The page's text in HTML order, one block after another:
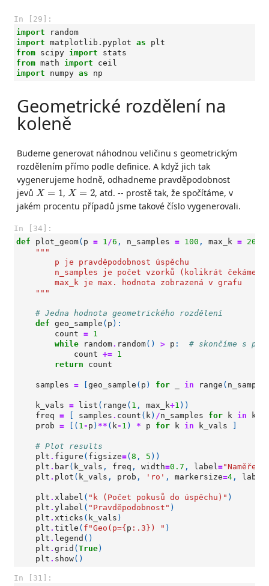
In [29]:
import
random
import matplotlib.pyplot as
plt
from scipy import
stats
from math import
ceil
import
numpy as np
Geometrické rozdělení na
koleně
Budeme generovat náhodnou veličinu s geometrickým
rozdělením přímo podle definice. A když jich tak
vygenerujeme hodně, odhadneme pravděpodobnost
jevů X = 1
X= , X = 2
X=
, atd. -- prostě tak, že spočítáme, v
jakém procentu případů jsme takové číslo vygenerovali.
In [34]:
def
plot_geom( p = 1/6 , n_samples = 100 , max_k = 20
"""
        p je pravděpodobnost úspěchu
n_samples je počet vzorků (kolikrát čekáme
        max_k je max. hodnota zobrazená v grafu
    """
# Jedna hodnota geometrického rozdělení
def geo_sample ( p ):
count = 1
while
random. random() > p :
# skončíme s
count += 1
return
count
samples = geo_sample ( p ) for in range (
k_vals = list ( range ( 1 , max_k+1 ))
freq = samples . count ( k) /n_samples for k in
prob = [( 1 - p ) ** ( k- 1 ) * p for k in k_vals
# Plot results
plt . figure ( figsize=( 8 , 5 ))
plt . bar( k_vals , freq , width=0.7 , label=
plt . plot ( k_vals , prob , 'ro' , markersize=4 , label
plt . xlabel ( "k (Počet pokusů do úspěchu)" )
plt . ylabel ( "Pravděpodobnost" )
plt . xticks ( k_vals )
plt . title ( f "Geo(p={ p : .3 } ) " )
plt . legend ()
plt . grid ( True)
plt . show()
In [31]: